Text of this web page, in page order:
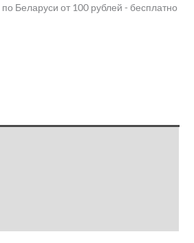
Беларуси от 100 рублей - бесплатно